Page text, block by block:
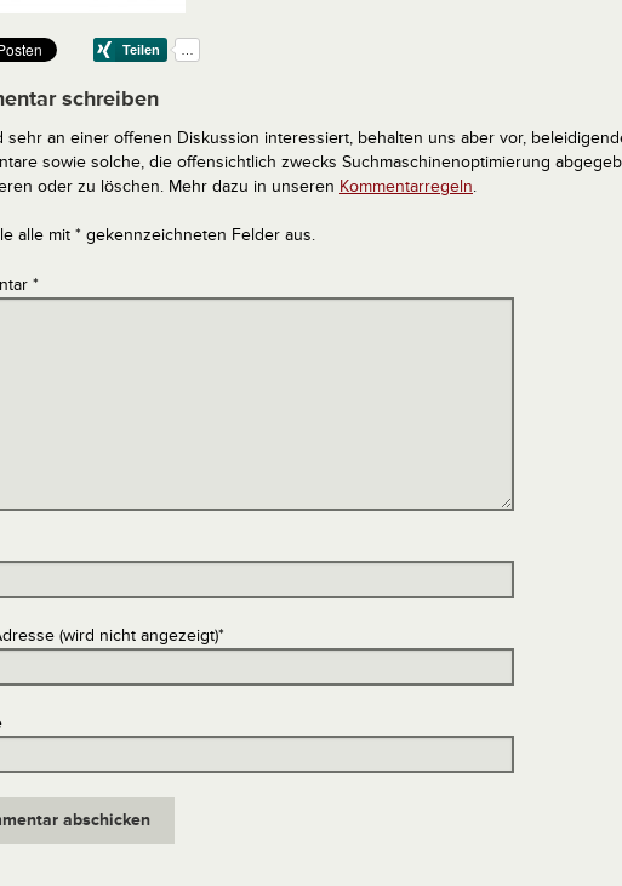
schreiben
sehr an einer offenen Diskussion interessiert, behalten uns aber vor,
sowie solche, die offensichtlich zwecks Suchmaschinenoptimierung
oder zu löschen. Mehr dazu in unseren Kommentarregeln.
alle mit * gekennzeichneten Felder aus.
*
(wird nicht angezeigt)*